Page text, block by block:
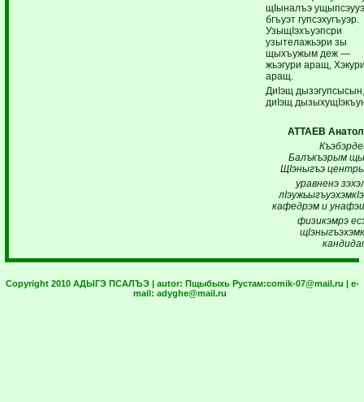
щIыналъэ
бгъуэт гупсэхугъуэр.
УзыщIэхъуэпсри
узытелажьэри зы
щыхъужым деж —
жьэгури аращ,
аращ.
ДиIэщ
диIэщ
АТТАЕВ
Балъкъэрым
ЩIэныгъэ
уравненэ
кафедрэм и
физикэмрэ
щI
Copyright 2010 АДЫГЭ ПСАЛЪЭ | autor: Пщыбыхь Рустам:comik-07@mail.ru | e-
mail: adyghe@mail.ru